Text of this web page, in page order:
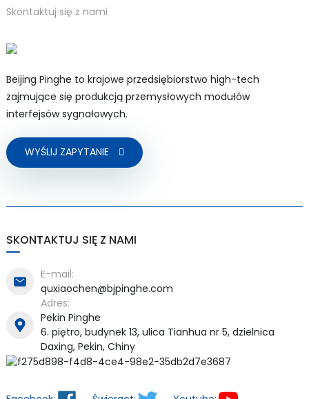
Skontaktuj się z nami
Beijing Pinghe to krajowe przedsiębiorstwo high-tech
zajmujące się produkcją przemysłowych modułów
interfejsów sygnałowych.
WYŚLIJ ZAPYTANIE
SKONTAKTUJ SIĘ Z NAMI
E-mail:
quxiaochen@bjpinghe.com
Adres:
Pekin Pinghe
6. piętro, budynek 13, ulica Tianhua nr 5, dzielnica
Daxing, Pekin, Chiny